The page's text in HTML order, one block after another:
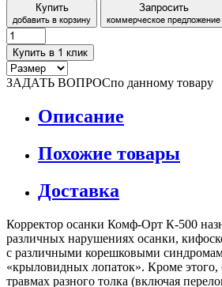
Купить
добавить в корзину
Запросить
коммерческое предложение
Купить в 1 клик
ЗАДАТЬ ВОПРОСпо данному товару
Описание
Похожие товары
Доставка
Корректор осанки Комф-Орт К-500
различных нарушениях осанки,
с различными корешковыми
«крыловидных лопаток». Кроме этого,
травмах разного толка (включая